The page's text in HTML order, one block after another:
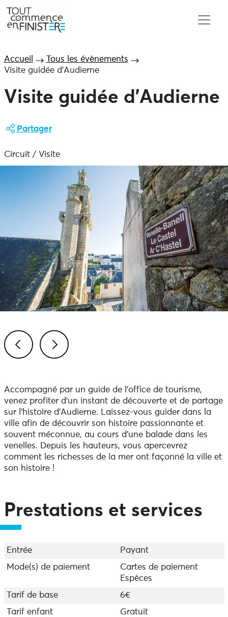
Accueil
Tous les évènements
Visite guidée d’Audierne
Visite guidée d’Audierne
Partager
Circuit / Visite
Accompagné par un guide de l’office de tourisme,
venez profiter d’un instant de découverte et de partage
sur l’histoire d’Audierne. Laissez-vous guider dans la
ville afin de découvrir son histoire passionnante et
souvent méconnue, au cours d’une balade dans les
venelles. Depuis les hauteurs, vous apercevrez
comment les richesses de la mer ont façonné la ville et
son histoire !
Prestations et services
Entrée
Payant
Mode(s) de paiement
Cartes de paiement
Espèces
Tarif de base
6€
Tarif enfant
Gratuit